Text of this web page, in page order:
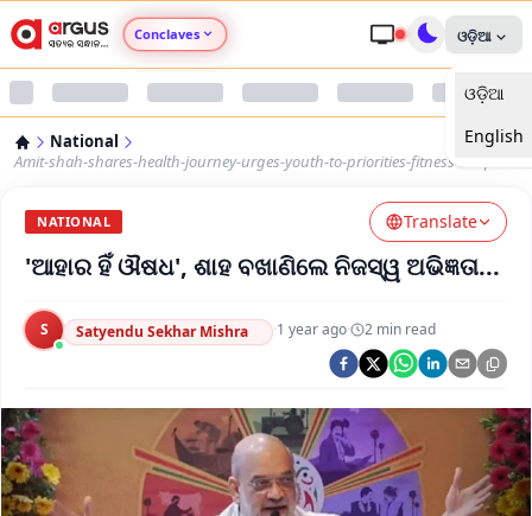
Conclaves
Argus Nari Shakti
Argus Health Connect
Argus Swaad Odisha
Argus Chalo Dekhein Apna Desh
ଓଡ଼ିଆ
ଓଡ଼ିଆ
English
National
Amit-shah-shares-health-journey-urges-youth-to-priorities-fitness-sleep
NATIONAL Translate
'ଆହାର ହିଁ ଔଷଧ', ଶାହ ବଖାଣିଲେ ନିଜସ୍ୱ ଅଭିଜ୍ଞତା...
S Satyendu Sekhar Mishra ·1 year ago· 2 min read